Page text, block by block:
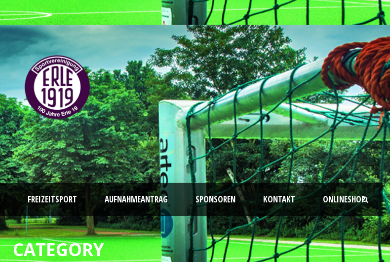
FREIZEITSPORT AUFNAHMEANTRAG SPONSOREN KONTAKT ONLINESHOP
CATEGORY